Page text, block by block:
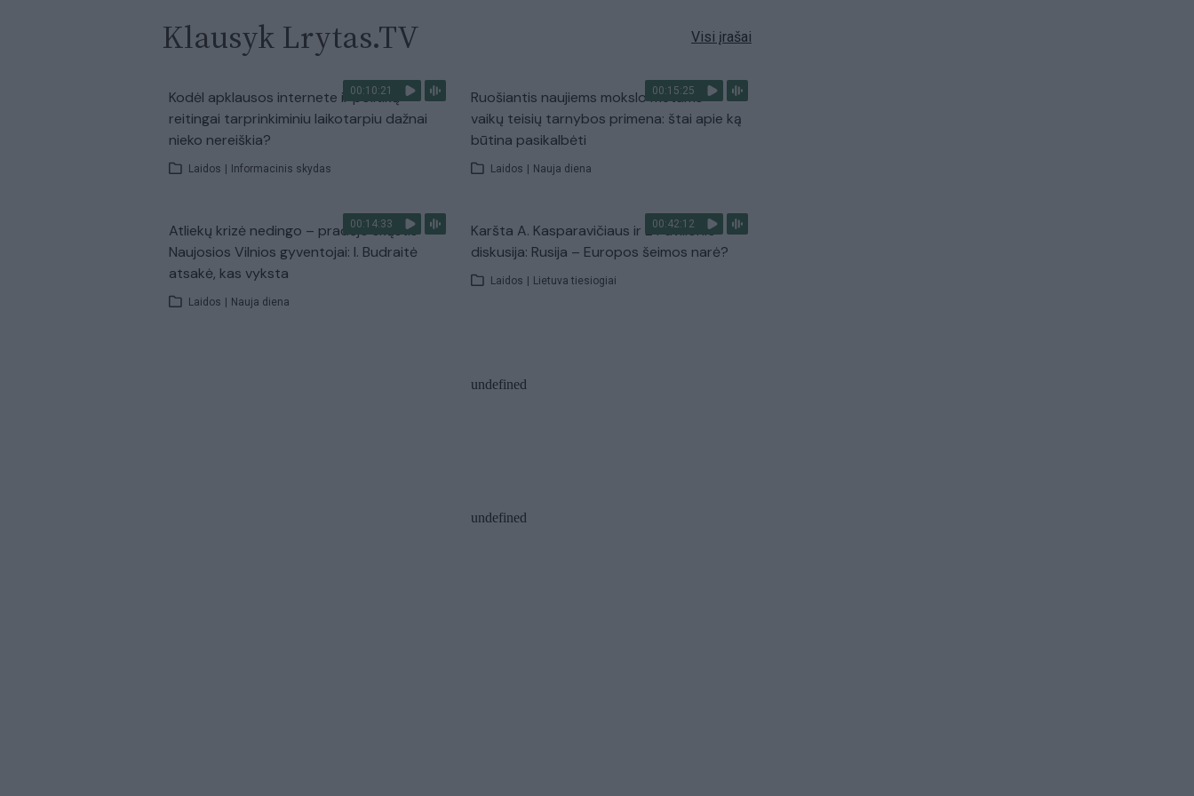
Klausyk Lrytas.TV Visi įrašai
00:10:21
Kodėl apklausos internete ir politikų
reitingai tarprinkiminiu laikotarpiu dažnai
nieko nereiškia?
Laidos | Informacinis skydas
00:15:25
Ruošiantis naujiems mokslo metams –
vaikų teisių tarnybos primena: štai apie ką
būtina pasikalbėti
Laidos | Nauja diena
00:14:33
Atliekų krizė nedingo – pradėjo skųstis
Naujosios Vilnios gyventojai: I. Budraitė
atsakė, kas vyksta
Laidos | Nauja diena
00:42:12
Karšta A. Kasparavičiaus ir Ž Pavilionio
diskusija: Rusija – Europos šeimos narė?
Laidos | Lietuva tiesiogiai